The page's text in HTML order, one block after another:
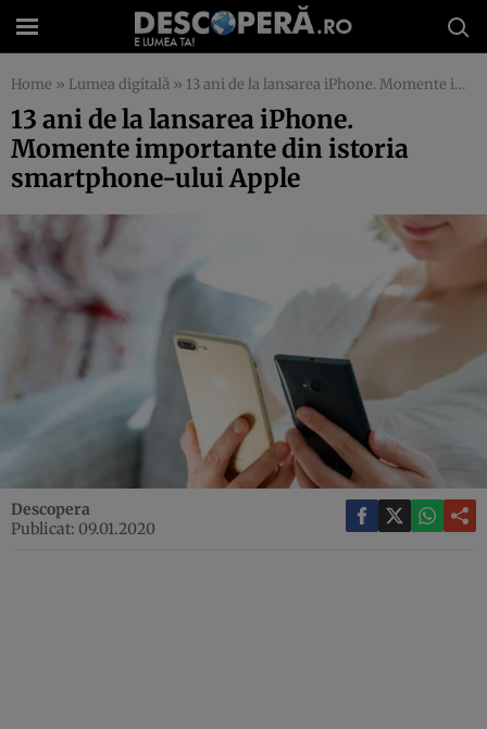
Home » Lumea digitală » 13 ani de la lansarea iPhone. Momente importante din istoria smartphone-ului Apple
13 ani de la lansarea iPhone.
Momente importante din istoria
smartphone-ului Apple
Descopera
Publicat: 09.01.2020